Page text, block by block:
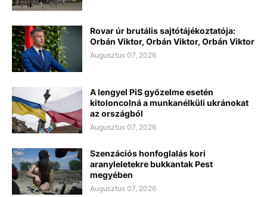
Rovar úr brutális sajtótájékoztatója:
Orbán Viktor, Orbán Viktor, Orbán Viktor
Augusztus 07, 2026
A lengyel PiS győzelme esetén
kitoloncolná a munkanélküli ukránokat
az országból
Augusztus 07, 2026
Szenzációs honfoglalás kori
aranyleletekre bukkantak Pest
megyében
Augusztus 07, 2026